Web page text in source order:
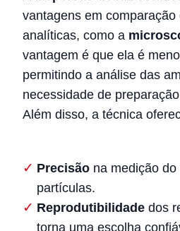
vantagens em
analíticas, como a
vantagem é que ela é
permitindo a análise das
necessidade de
Além disso, a técnica
Precisão na medição
partículas.
Reprodutibilidade dos
torna uma escolha